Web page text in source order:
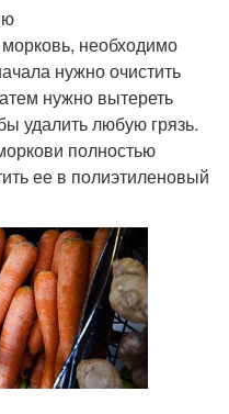
необходимо
нужно очистить
нужно вытереть
удалить любую грязь.
полностью
ее в полиэтиленовый